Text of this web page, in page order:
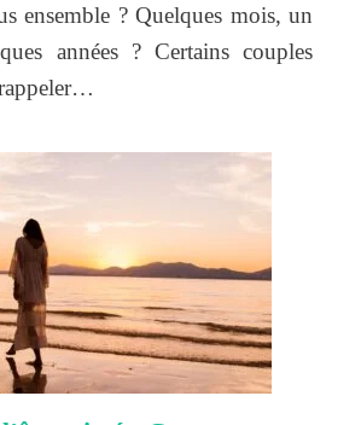
ensemble ? Quelques mois, un
années ? Certains couples